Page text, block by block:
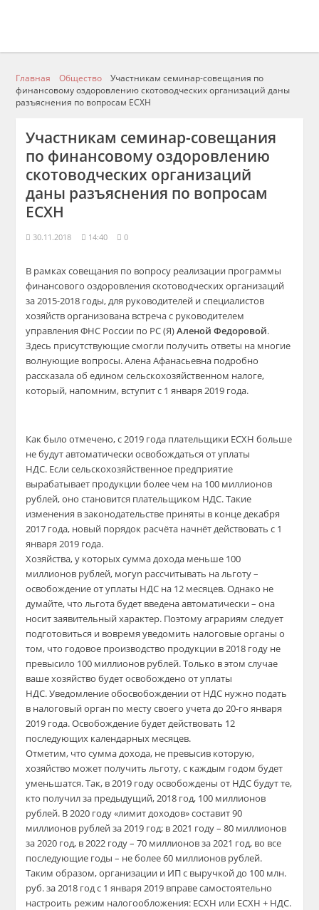
Главная Общество
Участникам семинар-совещания по
финансовому оздоровлению скотоводческих организаций даны
разъяснения по вопросам ЕСХН
Участникам семинар-совещания
по финансовому оздоровлению
скотоводческих организаций
даны разъяснения по вопросам
ЕСХН
30.11.2018 14:40 0
В рамках совещания по вопросу реализации программы
финансового оздоровления скотоводческих организаций
за 2015-2018 годы, для руководителей и специалистов
хозяйств организована встреча с руководителем
управления ФНС России по РС (Я)Аленой Федоровой.
Здесь присутствующие смогли получить ответы на многие
волнующие вопросы. Алена Афанасьевна подробно
рассказала об едином сельскохозяйственном налоге,
который, напомним, вступит с 1 января 2019 года.
Как было отмечено, с 2019 года плательщики ЕСХН больше
не будут автоматически освобождаться от уплаты
НДС. Если сельскохозяйственное предприятие
вырабатывает продукции более чем на 100 миллионов
рублей, оно становится плательщиком НДС. Такие
изменения в законодательстве приняты в конце декабря
2017 года, новый порядок расчёта начнёт действовать с 1
января 2019 года.
Хозяйства, у которых сумма дохода меньше 100
миллионов рублей, могуn рассчитывать на льготу –
освобождение от уплаты НДС на 12 месяцев. Однако не
думайте, что льгота будет введена автоматически – она
носит заявительный характер. Поэтому аграриям следует
подготовиться и вовремя уведомить налоговые органы о
том, что годовое производство продукции в 2018 году не
превысило 100 миллионов рублей. Только в этом случае
ваше хозяйство будет освобождено от уплаты
НДС. Уведомление обосвобождении от НДС нужно подать
в налоговый орган по месту своего учета до 20-го января
2019 года. Освобождение будет действовать 12
последующих календарных месяцев.
Отметим, что сумма дохода, не превысив которую,
хозяйство может получить льготу, с каждым годом будет
уменьшатся. Так, в 2019 году освобождены от НДС будут те,
кто получил за предыдущий, 2018 год, 100 миллионов
рублей. В 2020 году «лимит доходов» составит 90
миллионов рублей за 2019 год; в 2021 году – 80 миллионов
за 2020 год, в 2022 году – 70 миллионов за 2021 год, во все
последующие годы – не более 60 миллионов рублей.
Таким образом, организации и ИП с выручкой до 100 млн.
руб. за 2018 год с 1 января 2019 вправе самостоятельно
настроить режим налогообложения: ЕСХН или ЕСХН + НДС.